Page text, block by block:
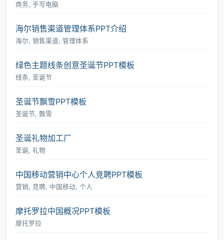
商务, 手写电脑
海尔销售渠道管理体系PPT介绍
海尔, 销售渠道, 管理体系
绿色主题线条创意圣诞节PPT模板
线条, 圣诞节
圣诞节飘雪PPT模板
圣诞节, 飘雪
圣诞礼物加工厂
圣诞, 礼物
中国移动营销中心个人竞聘PPT模板
营销, 竞聘, 中国移动, 个人
摩托罗拉中国概况PPT模板
摩托罗拉